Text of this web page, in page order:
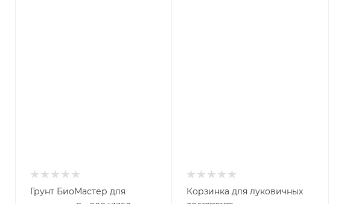
Грунт БиоМастер для
Корзинка для луковичных